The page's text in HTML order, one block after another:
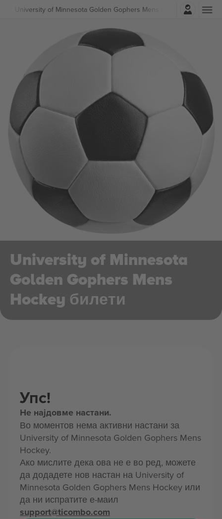
University of Minnesota Golden Gophers Mens Hockey Билети
Најави се
University of Minnesota
Golden Gophers Mens
Hockey билети
Упс!
Не најдовме настани.
Во моментов нема активни настани за
University of Minnesota Golden Gophers Mens
Hockey.
Ако мислите дека ова не е во ред, можете
да додадете нов настан на University of
Minnesota Golden Gophers Mens Hockey или
да ни испратите е-маил
support@ticombo.com